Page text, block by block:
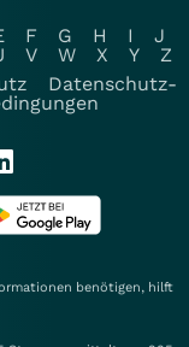
F G H I
J
V W X Y
Z
Datenschutz-
benötigen, hilft